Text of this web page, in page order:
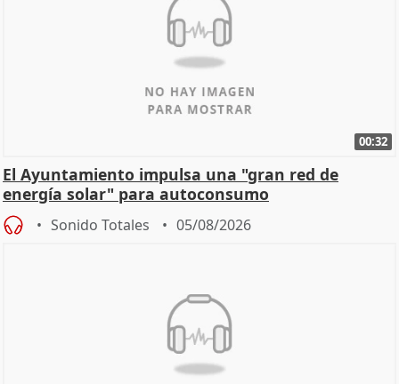
00:32
El Ayuntamiento impulsa una "gran red de
energía solar" para autoconsumo
Sonido Totales 05/08/2026